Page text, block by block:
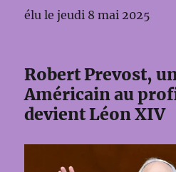
élu le jeudi 8 mai 2025
Robert Prevost,
Américain au
devient Léon XIV